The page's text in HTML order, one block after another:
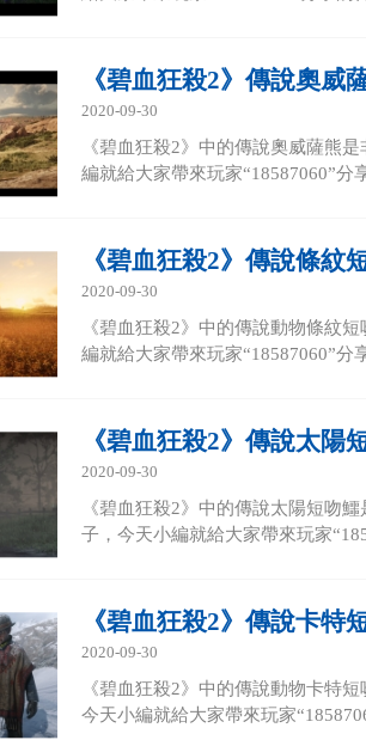
《碧血狂殺2》傳說奧威
2020-09-30
《碧血狂殺2》中的傳說奧威薩熊
編就給大家帶來玩家“18587060”
《碧血狂殺2》傳說條紋
2020-09-30
《碧血狂殺2》中的傳說動物條紋
編就給大家帶來玩家“18587060”
《碧血狂殺2》傳說太陽
2020-09-30
《碧血狂殺2》中的傳說太陽短吻
子，今天小編就給大家帶來玩家
《碧血狂殺2》傳說卡特
2020-09-30
《碧血狂殺2》中的傳說動物卡特
今天小編就給大家帶來玩家